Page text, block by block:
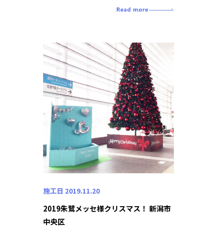
施工日 2019.11.20
2019朱鷺メッセ様クリスマス！ 新潟市
中央区